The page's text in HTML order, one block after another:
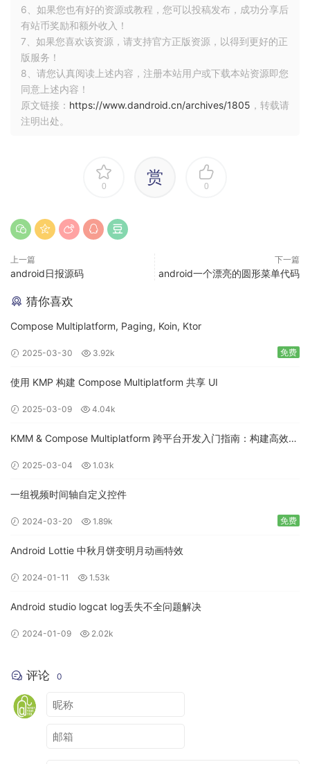
@Override
protected void onResume() {
// TODO Auto-generated method stub
super.onResume();
//if (!isActive) {
//app 从后台唤醒，进入前台
*
*/
// Returns a list of application processes that are running
// device
ActivityManager activityManager = (ActivityManager)
TY_SERVICE);
String packageName =
List<RunningAppProcessInfo> appProcesses =
.getRunningAppProcesses();
if (appProcesses == null)
for (RunningAppProcessInfo appProcess : appProcesses) {
// The name of the process that this object is associated
if (appProcess.processName.equals(packageName)
RunningAppProcessInfo.IMPORTANCE_FOREGROUND) {
return true;
return false;
6、如果您也有好的资源或教程，您可以投稿发布，成功分享后
有站币奖励和额外收入！
7、如果您喜欢该资源，请支持官方正版资源，以得到更好的正
版服务！
8、请您认真阅读上述内容，注册本站用户或下载本站资源即您
同意上述内容！
原文链接： https://www.dandroid.cn/archives/1805 ，转载请
注明出处。
0 赏 0
上一篇
android日报源码
下一篇
android一个漂亮的圆形菜单代码
猜你喜欢
Compose Multiplatform, Paging, Koin, Ktor
2025-03-30 3.92k 免费
使用 KMP 构建 Compose Multiplatform 共享 UI
2025-03-09 4.04k
KMM & Compose Multiplatform 跨平台开发入门指南：构建高效的
2025-03-04 1.03k
一组视频时间轴自定义控件
2024-03-20 1.89k 免费
Android Lottie 中秋月饼变明月动画特效
2024-01-11 1.53k
Android studio logcat log丢失不全问题解决
2024-01-09 2.02k
评论 0